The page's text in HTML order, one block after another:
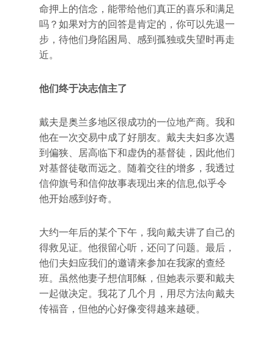
命押上的信念，能带给他们真正的喜乐和满足
吗？如果对方的回答是肯定的，你可以先退一
步，待他们身陷困局、感到孤独或失望时再走
近。
他们终于决志信主了
戴夫是奥兰多地区很成功的一位地产商。我和
他在一次交易中成了好朋友。戴夫夫妇多次遇
到偏狭、居高临下和虚伪的基督徒，因此他们
对基督徒敬而远之。随着交往的增多，我透过
信仰旗号和信仰故事表现出来的信息,似乎令
他开始感到好奇。
大约一年后的某个下午，我向戴夫讲了自己的
得救见证。他很留心听，还问了问题。最后，
他们夫妇应我们的邀请来参加在我家的查经
班。虽然他妻子想信耶稣，但她表示要和戴夫
一起做决定。我花了几个月，用尽方法向戴夫
传福音，但他的心好像变得越来越硬。